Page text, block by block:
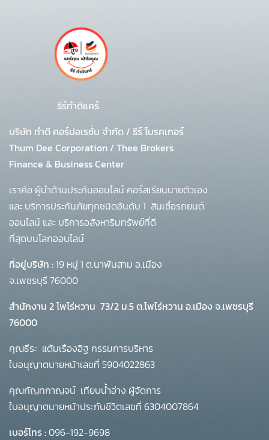
ธีร์ทำดีแคร์
บริษัท ทำดี คอร์ปอเรชั่น จำกัด / ธีร์ โบรคเกอร์
Thum Dee Corporation / Thee Brokers
Finance & Business Center
เราคือ ผู้นำด้านประกันออนไลน์ คอร์สเรียนนายตัวเอง
และ บริการประกันภัยทุกชนิดอันดับ 1 สินเชื่อรถยนต์
ออนไลน์ และ บริการอสังหาริมทรัพย์ที่ดี
ที่สุดบนโลกออนไลน์
ที่อยู่บริษัท : 19 หมู่ 1 ต.นาพันสาม อ.เมือง
จ.เพชรบุรี 76000
สำนักงาน 2 โพโร่หวาน 73/2 ม.5 ต.โพไร่หวาน อ.เมือง จ.เพชรบุรี
76000
คุณธีระ แต้มเรืองอิฐ กรรมการบริหาร
ใบอนุญาตนายหน้าเลขที่ 5904022863
คุณกัญทกาญจน์ เทียบน้ำอ่าง ผู้จัดการ
ใบอนุญาตนายหน้าประกันชีวิตเลขที่ 6304007864
เบอร์โทร :096-192-9698